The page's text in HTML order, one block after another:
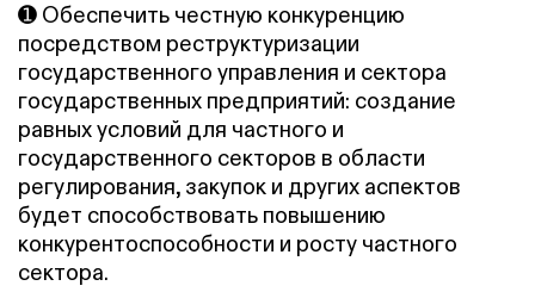
➊ Обеспечить честную конкуренцию
посредством реструктуризации
государственного управления и сектора
государственных предприятий: создание
равных условий для частного и
государственного секторов в области
регулирования, закупок и других аспектов
будет способствовать повышению
конкурентоспособности и росту частного
сектора.